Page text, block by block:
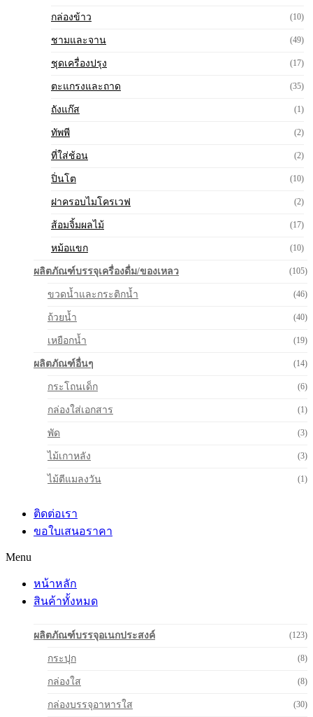
กล่องข้าว (10)
ชามและจาน (49)
ชุดเครื่องปรุง (17)
ตะแกรงและถาด (35)
ถังแก๊ส (1)
ทัพพี (2)
ที่ใส่ช้อน (2)
ปิ่นโต (10)
ฝาครอบไมโครเวฟ (2)
ส้อมจิ้มผลไม้ (17)
หม้อแขก (10)
ผลิตภัณฑ์บรรจุเครื่องดื่ม/ของเหลว (105)
ขวดน้ำและกระติกน้ำ (46)
ถ้วยน้ำ (40)
เหยือกน้ำ (19)
ผลิตภัณฑ์อื่นๆ (14)
กระโถนเด็ก (6)
กล่องใส่เอกสาร (1)
พัด (3)
ไม้เกาหลัง (3)
ไม้ตีแมลงวัน (1)
ติดต่อเรา
ขอใบเสนอราคา
Menu
หน้าหลัก
สินค้าทั้งหมด
ผลิตภัณฑ์บรรจุอเนกประสงค์ (123)
กระปุก (8)
กล่องใส (8)
กล่องบรรจุอาหารใส (30)